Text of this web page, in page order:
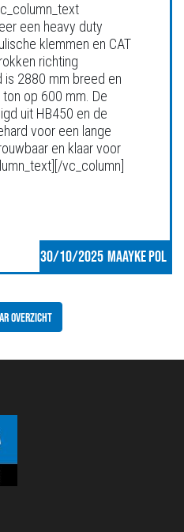
een heavy duty
klemmen en CAT
richting
is 2880 mm breed en
op 600 mm. De
uit HB450 en de
voor een lange
en klaar voor
vc_column]
30/10/2025 MAAYKE POL
OVERZICHT